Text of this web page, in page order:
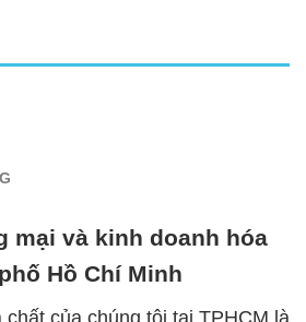
mại và kinh doanh hóa
Hồ Chí Minh